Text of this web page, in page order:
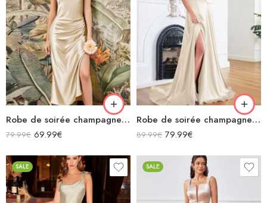
Robe de soirée champagne en satin col bénitier mi longue fendue à bretelles sans manches
79.99€ 69.99€
Robe de soirée champagne en satin décolleté carré longue fendue sirène
89.99€ 79.99€
SALE SALE